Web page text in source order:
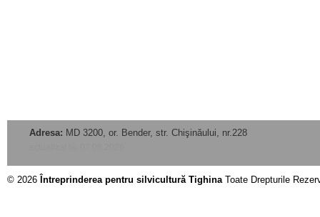
Adresa: MD 3200, or. Bender, str. Chişinăului, nr.228
© 2026 Întreprinderea pentru silvicultură TighinaToate Drepturile